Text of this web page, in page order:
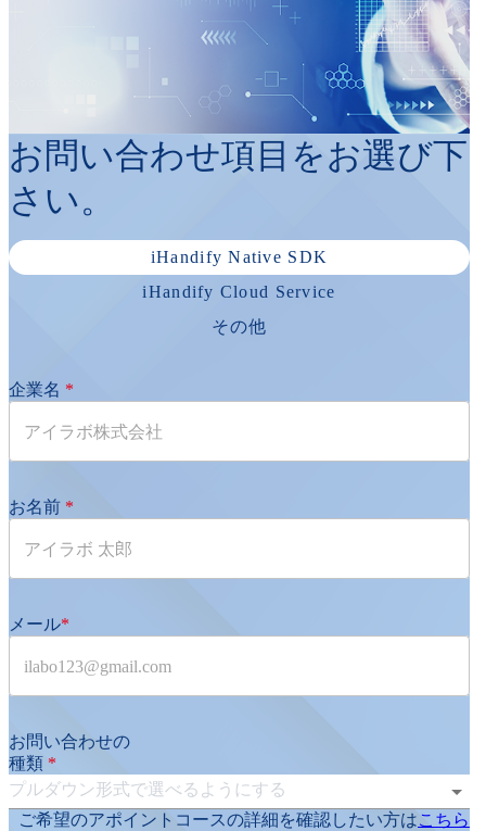
お問い合わせ項目をお選び下
さい。
iHandify Native SDK
iHandify Cloud Service
その他
企業名 *
お名前 *
メール*
お問い合わせの
種類 *
プルダウン形式で選べるようにする
ご希望のアポイントコースの詳細を確認したい方はこちら